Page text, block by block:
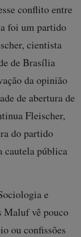
conflito entre
foi um partido
cientista
de Brasília
da opinião
de abertura de
Fleischer,
do partido
cautela pública
e
Maluf vê pouco
ou confissões